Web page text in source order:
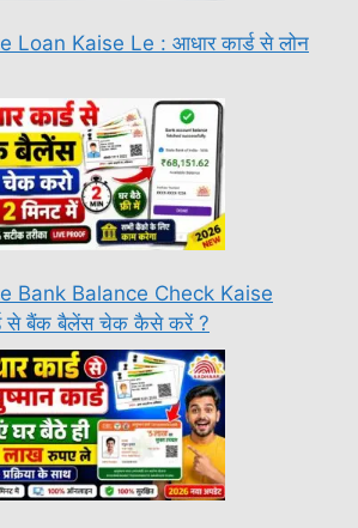
Loan Kaise Le : आधार कार्ड से लोन
Bank Balance Check Kaise
से बैंक बैलेंस चेक कैसे करें ?